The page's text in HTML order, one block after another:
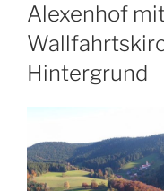
Alexenhof
Hintergrund